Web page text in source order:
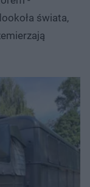
świata,